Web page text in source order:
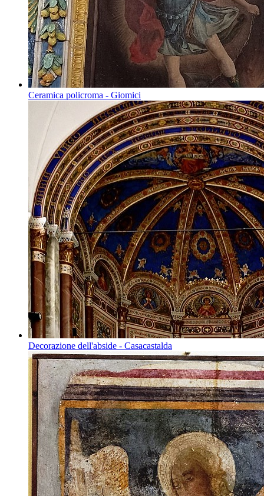
Ceramica policroma - Giomici
Decorazione dell'abside - Casacastalda